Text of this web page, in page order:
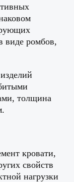
виде ромбов,
толщина
кровати,
свойств
нагрузки